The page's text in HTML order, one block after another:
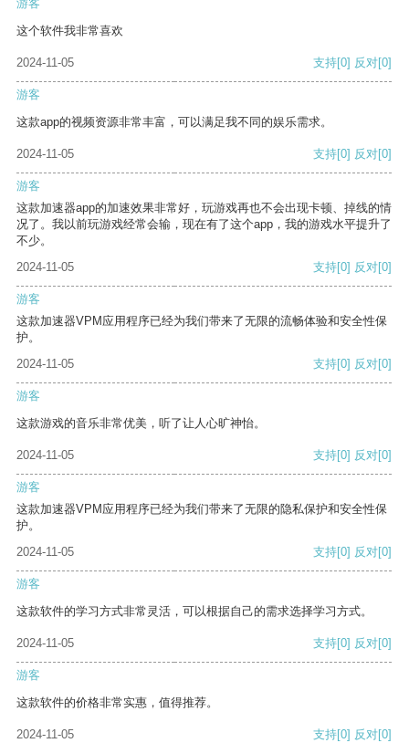
游客
这个软件我非常喜欢
2024-11-05 支持[0] 反对[0]
游客
这款app的视频资源非常丰富，可以满足我不同的娱乐需求。
2024-11-05 支持[0] 反对[0]
游客
这款加速器app的加速效果非常好，玩游戏再也不会出现卡顿、掉线的情
况了。我以前玩游戏经常会输，现在有了这个app，我的游戏水平提升了
不少。
2024-11-05
支持[0] 反对[0]
游客
这款加速器VPM应用程序已经为我们带来了无限的流畅体验和安全性保
护。
2024-11-05
支持[0] 反对[0]
游客
这款游戏的音乐非常优美，听了让人心旷神怡。
2024-11-05 支持[0] 反对[0]
游客
这款加速器VPM应用程序已经为我们带来了无限的隐私保护和安全性保
护。
2024-11-05
支持[0] 反对[0]
游客
这款软件的学习方式非常灵活，可以根据自己的需求选择学习方式。
2024-11-05 支持[0] 反对[0]
游客
这款软件的价格非常实惠，值得推荐。
2024-11-05 支持[0] 反对[0]